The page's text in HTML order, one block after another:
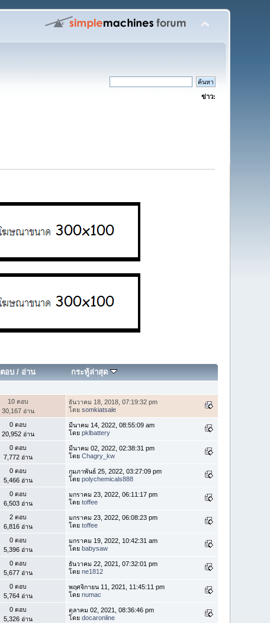
ข่าว:
ตอบ/ อ่าน กระทู้ล่าสุด
10 ตอบ
30,167 อ่าน
ธันวาคม 18, 2018, 07:19:32 pm
โดยsomkiatsale
0 ตอบ
20,952 อ่าน
มีนาคม 14, 2022, 08:55:09 am
โดยpklbattery
0 ตอบ
7,772 อ่าน
มีนาคม 02, 2022, 02:38:31 pm
โดยChagry_kw
0 ตอบ
5,466 อ่าน
กุมภาพันธ์ 25, 2022, 03:27:09 pm
โดยpolychemicals888
0 ตอบ
6,503 อ่าน
มกราคม 23, 2022, 06:11:17 pm
โดยtoffee
2 ตอบ
6,816 อ่าน
มกราคม 23, 2022, 06:08:23 pm
โดยtoffee
0 ตอบ
5,396 อ่าน
มกราคม 19, 2022, 10:42:31 am
โดยbabysaw
0 ตอบ
5,677 อ่าน
ธันวาคม 22, 2021, 07:32:01 pm
โดยne1812
0 ตอบ
5,764 อ่าน
พฤศจิกายน 11, 2021, 11:45:11 pm
โดยnumac
0 ตอบ
5,326 อ่าน
ตุลาคม 02, 2021, 08:36:46 pm
โดยdocaronline